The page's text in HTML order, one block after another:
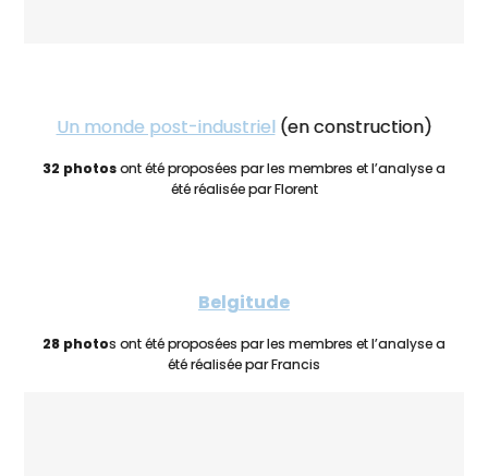
Un monde post-industriel(en construction)
32 photosont été proposées par les membres et l’analyse a
été réalisée par Florent
Belgitude
28 photos ont été proposées par les membres et l’analyse a
été réalisée par Francis